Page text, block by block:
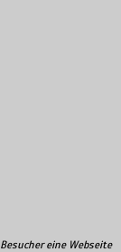
eine Webseite